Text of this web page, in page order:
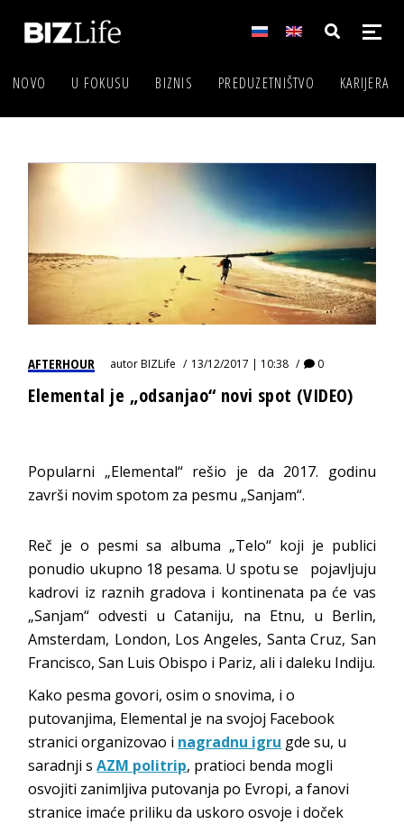
NOVO U FOKUSU BIZNIS PREDUZETNIŠTVO KARIJERA
AFTERHOUR autorBIZLife 13/12/2017 | 10:38 0
Elemental je „odsanjao“ novi spot (VIDEO)
Popularni „Elemental“ rešio je da 2017. godinu
završi novim spotom za pesmu „Sanjam“.
Reč je o pesmi sa albuma „Telo“ koji je publici
ponudio ukupno 18 pesama. U spotu se pojavljuju
kadrovi iz raznih gradova i kontinenata pa će vas
„Sanjam“ odvesti u Cataniju, na Etnu, u Berlin,
Amsterdam, London, Los Angeles, Santa Cruz, San
Francisco, San Luis Obispo i Pariz, ali i daleku Indiju.
Kako pesma govori, osim o snovima, i o
putovanjima, Elemental je na svojoj Facebook
stranici organizovao i nagradnu igru gde su, u
saradnji sAZM politrip, pratioci benda mogli
osvojiti zanimljiva putovanja po Evropi, a fanovi
stranice imaće priliku da uskoro osvoje i doček